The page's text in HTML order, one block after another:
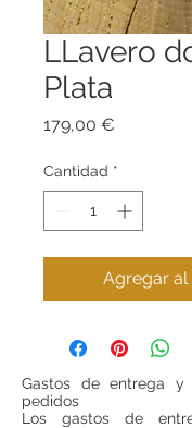
LLavero
Plata
179,00 €
Cantidad *
Agregar al
Gastos de entrega
pedidos
Los gastos de